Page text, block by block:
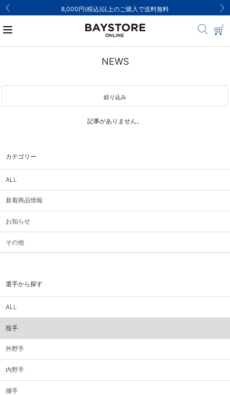
8,000円(税込)以上のご購入で送料無料
カテゴリー
ALL
新着商品情報
お知らせ
その他
選手から探す
ALL
投手
外野手
内野手
捕手
NEWS
絞り込み
記事がありません。